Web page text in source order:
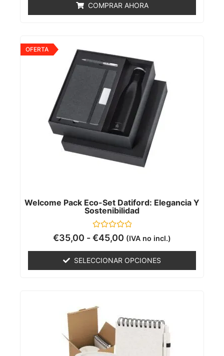
5
COMPRAR AHORA
Welcome Pack Eco-Set Datiford: Elegancia Y
Sostenibilidad
Valorado
con
5
OFERTA
€35,00 -€45,00 (IVA no incl.)
SELECCIONAR OPCIONES